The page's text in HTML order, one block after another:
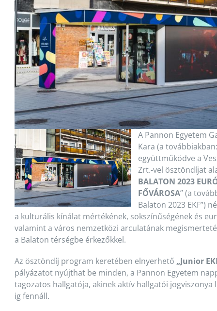
A Pannon Egyetem
Kara (a
együttműködve a
Zrt.-vel ösztöndíjat
BALATON 2023
FŐVÁROSA” (a
Balaton 2023 EKF”)
a kulturális kínálat mértékének, sokszínűségének és
valamint a város nemzetközi arculatának
a Balaton térségbe érkezőkkel.
Az ösztöndíj program keretében elnyerhető „Junior
pályázatot nyújthat be minden, a Pannon Egyetem
tagozatos hallgatója, akinek aktív hallgatói jogviszonya
ig fennáll.